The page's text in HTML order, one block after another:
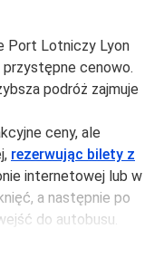
Port Lotniczy Lyon
cenowo.
podróż zajmuje
ceny, ale
rezerwując bilety z
internetowej lub w
a następnie po
do autobusu.
jeśli zarezerwujesz z